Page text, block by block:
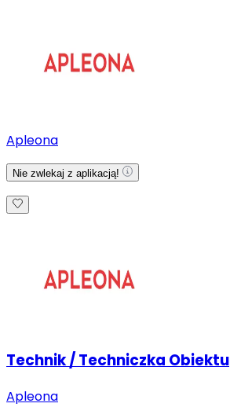
Apleona
Nie zwlekaj z aplikacją!
Technik / Techniczka Obiektu
Apleona